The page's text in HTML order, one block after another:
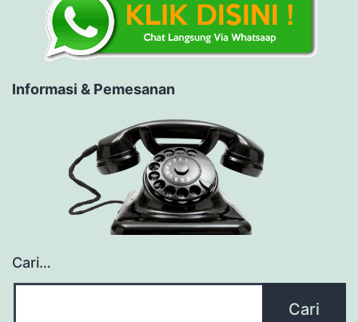
Informasi & Pemesanan
Cari…